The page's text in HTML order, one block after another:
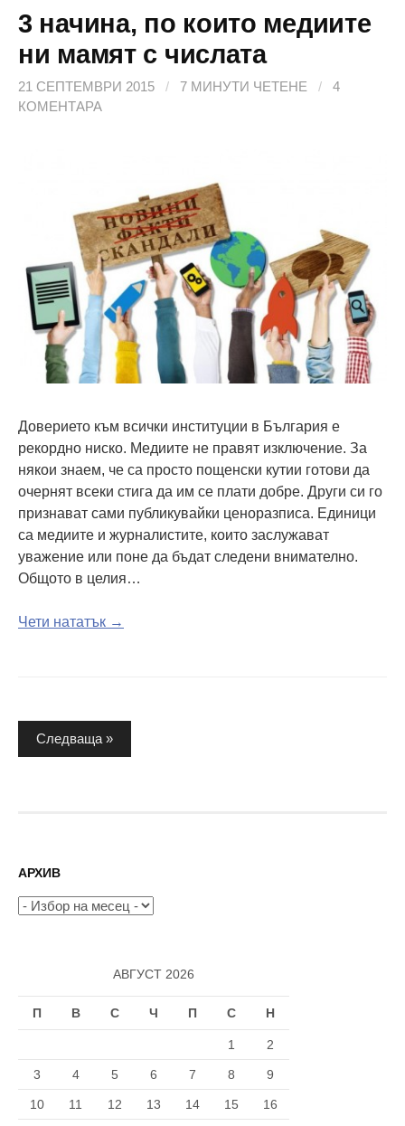
3 начина, по които медиите
ни мамят с числата
21 СЕПТЕМВРИ 2015 / 7 МИНУТИ ЧЕТЕНЕ /
4
КОМЕНТАРА
Доверието към всички институции в България е
рекордно ниско. Медиите не правят изключение. За
някои знаем, че са просто пощенски кутии готови да
очернят всеки стига да им се плати добре. Други си го
признават сами публикувайки ценоразписа. Единици
са медиите и журналистите, които заслужават
уважение или поне да бъдат следени внимателно.
Общото в целия…
Чети нататък →
Разделяне
на
Следваща »
АРХИВ
Архив
АВГУСТ 2026
П В С Ч П С Н
1 2
3 4 5 6 7 8 9
10 11 12 13 14 15 16